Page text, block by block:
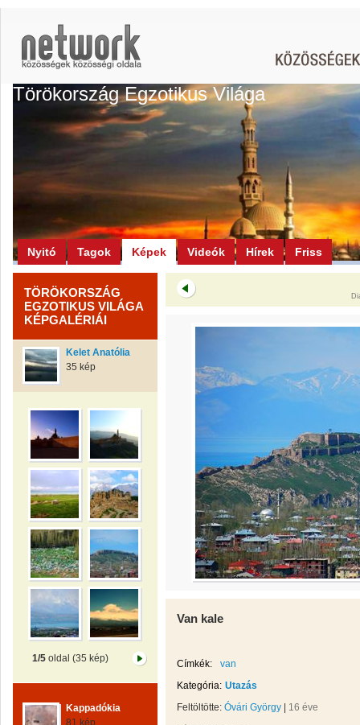
Törökország Egzotikus Világa
Nyitó Tagok Képek Videók Hírek Friss
TÖRÖKORSZÁG
EGZOTIKUS VILÁGA
KÉPGALÉRIÁI
Kelet Anatólia
35 kép
1/5oldal (35 kép)
Kappadókia
81 kép
Van kale
Címkék:
van
Kategória: Utazás
Feltöltötte: Óvári György
16 éve